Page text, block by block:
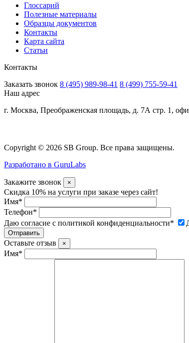
Глоссарий
Полезные материалы
Образцы документов
Контакты
Карта сайта
Статьи
Контакты
Заказать звонок 8 (495) 989-98-41 8 (499) 755-59-41
Наш адрес
г. Москва, Преображенская площадь, д. 7А стр. 1,
Copyright © 2026 SB Group. Все права защищены.
Разработано в GuruLabs
Закажите звонок ×
Скидка 10% на услуги при заказе через сайт!
Имя*
Телефон*
Даю согласие с политикой конфиденциальности*
Оставьте отзыв ×
Имя*